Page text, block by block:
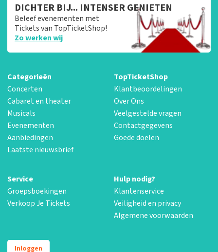
DICHTER BIJ... INTENSER GENIETEN
Beleef evenementen met
Tickets van TopTicketShop!
Zo werken wij
Categorieën
Concerten
Cabaret en theater
Musicals
Evenementen
Aanbiedingen
Laatste nieuwsbrief
TopTicketShop
Klantbeoordelingen
Over Ons
Veelgestelde vragen
Contactgegevens
Goede doelen
Service
Groepsboekingen
Verkoop Je Tickets
Hulp nodig?
Klantenservice
Veiligheid en privacy
Algemene voorwaarden
Inloggen